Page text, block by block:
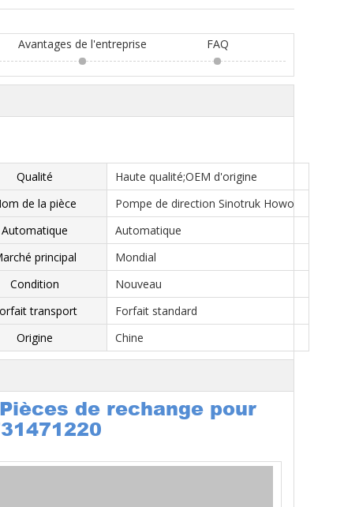
Avantages de l'entreprise FAQ
Qualité
Haute qualité;OEM d'origine
de la pièce
Pompe de direction Sinotruk Howo
Automatique
Automatique
principal
Mondial
Condition
Nouveau
transport
Forfait standard
Origine Chine
de rechange pour